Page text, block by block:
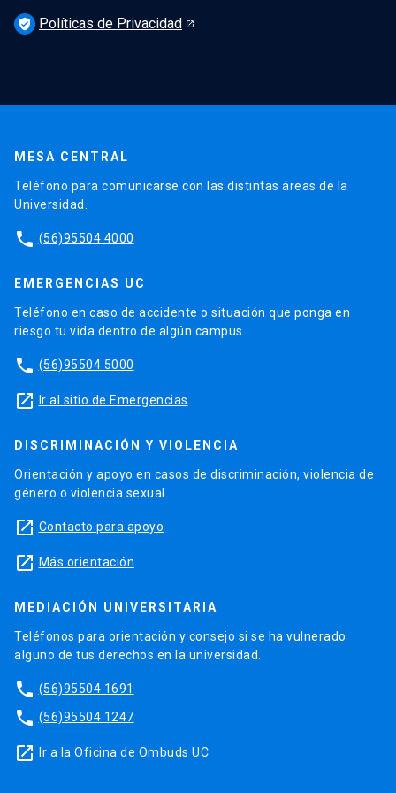
verified_user Políticas de Privacidad
MESA CENTRAL
Teléfono para comunicarse con las distintas áreas de la
Universidad.
phone (56)95504 4000
EMERGENCIAS UC
Teléfono en caso de accidente o situación que ponga en
riesgo tu vida dentro de algún campus.
phone (56)95504 5000
launch Ir al sitio de Emergencias
DISCRIMINACIÓN Y VIOLENCIA
Orientación y apoyo en casos de discriminación, violencia de
género o violencia sexual.
launch Contacto para apoyo
launch Más orientación
MEDIACIÓN UNIVERSITARIA
Teléfonos para orientación y consejo si se ha vulnerado
alguno de tus derechos en la universidad.
phone (56)95504 1691
phone (56)95504 1247
launch Ir a la Oficina de Ombuds UC